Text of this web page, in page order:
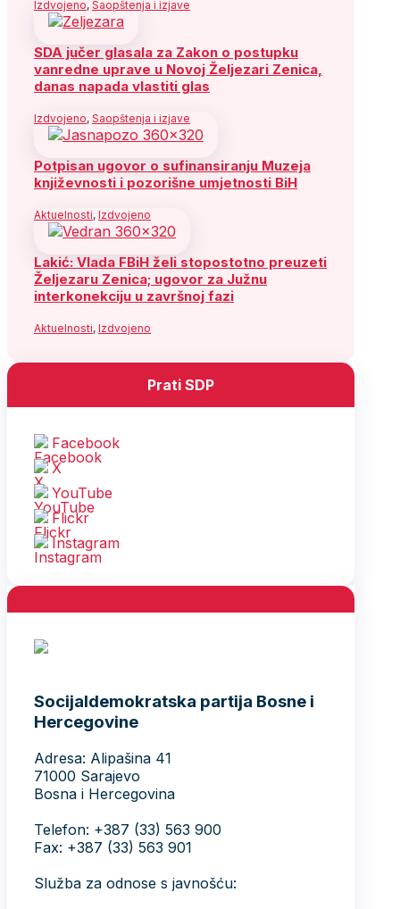
Izdvojeno, Saopštenja i izjave
SDA jučer glasala za Zakon o postupku
vanredne uprave u Novoj Željezari Zenica,
danas napada vlastiti glas
Izdvojeno, Saopštenja i izjave
Potpisan ugovor o sufinansiranju Muzeja
književnosti i pozorišne umjetnosti BiH
Aktuelnosti, Izdvojeno
Lakić: Vlada FBiH želi stopostotno preuzeti
Željezaru Zenica; ugovor za Južnu
interkonekciju u završnoj fazi
Aktuelnosti, Izdvojeno
Prati SDP
Facebook
X
YouTube
Flickr
Instagram
Socijaldemokratska partija Bosne i
Hercegovine
Adresa: Alipašina 41
71000 Sarajevo
Bosna i Hercegovina
Telefon: +387 (33) 563 900
Fax: +387 (33) 563 901
Služba za odnose s javnošću: